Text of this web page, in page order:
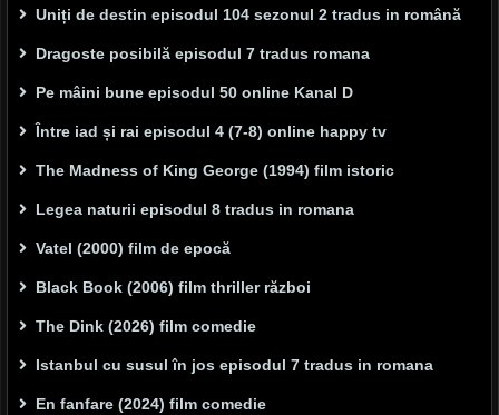
Uniți de destin episodul 104 sezonul 2 tradus in română
Dragoste posibilă episodul 7 tradus romana
Pe mâini bune episodul 50 online Kanal D
Între iad și rai episodul 4 (7-8) online happy tv
The Madness of King George (1994) film istoric
Legea naturii episodul 8 tradus in romana
Vatel (2000) film de epocă
Black Book (2006) film thriller război
The Dink (2026) film comedie
Istanbul cu susul în jos episodul 7 tradus in romana
En fanfare (2024) film comedie